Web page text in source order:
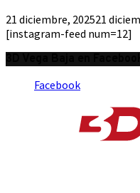
21 diciembre, 202521
[instagram-feed num=12]
Facebook